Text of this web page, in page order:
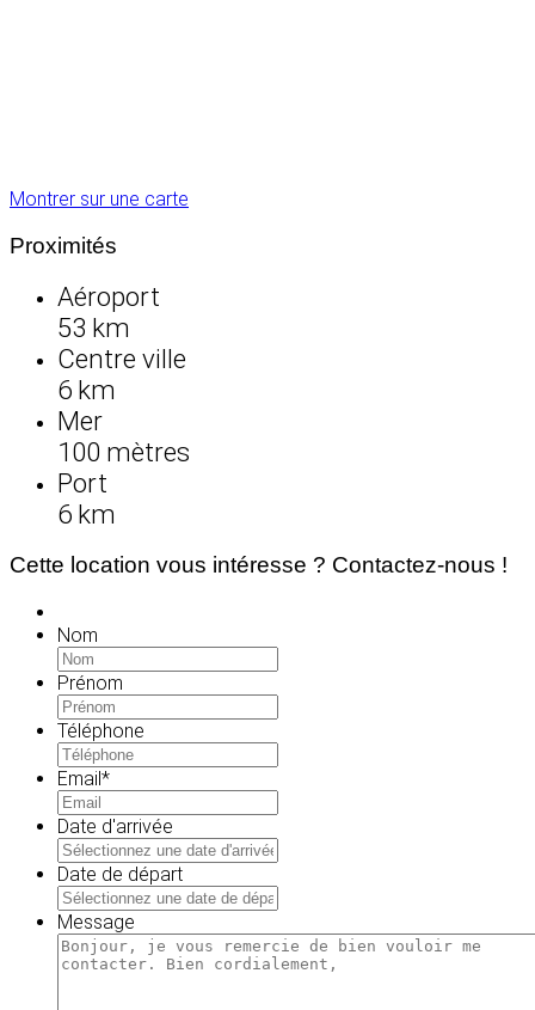
Montrer sur une carte
Proximités
Aéroport
53 km
Centre ville
6 km
Mer
100 mètres
Port
6 km
Cette location vous intéresse ? Contactez-nous !
Nom
Prénom
Téléphone
Email*
Date d'arrivée
JJ
slash
AAAA
Date de départ
JJ
slash
Message